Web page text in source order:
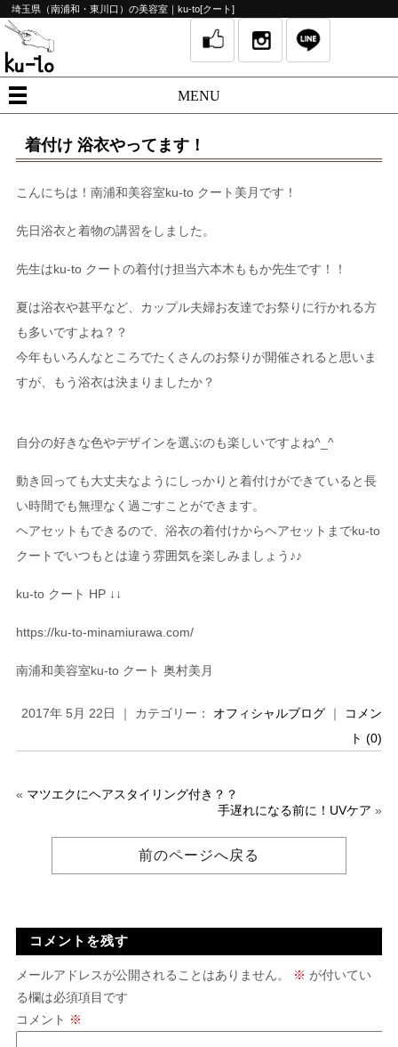
埼玉県（南浦和・東川口）の美容室｜ku-to[クート]
MENU
着付け 浴衣やってます！
こんにちは！南浦和美容室ku-to クート美月です！
先日浴衣と着物の講習をしました。
先生はku-to クートの着付け担当六本木ももか先生です！！
夏は浴衣や甚平など、カップル夫婦お友達でお祭りに行かれる方
も多いですよね？？
今年もいろんなところでたくさんのお祭りが開催されると思いま
すが、もう浴衣は決まりましたか？
自分の好きな色やデザインを選ぶのも楽しいですよね^_^
動き回っても大丈夫なようにしっかりと着付けができていると長
い時間でも無理なく過ごすことができます。
ヘアセットもできるので、浴衣の着付けからヘアセットまでku-to
クートでいつもとは違う雰囲気を楽しみましょう♪♪
ku-to クート HP ↓↓
https://ku-to-minamiurawa.com/
南浦和美容室ku-to クート 奥村美月
2017年 5月 22日 ｜ カテゴリー： オフィシャルブログ ｜ コメン
ト (0)
« マツエクにヘアスタイリング付き？？
手遅れになる前に！UVケア »
前のページへ戻る
コメントを残す
メールアドレスが公開されることはありません。 ※ が付いてい
る欄は必須項目です
コメント ※